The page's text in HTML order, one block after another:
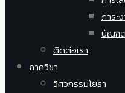
ภาระ
บัณฑิ
ติดต่อเรา
ภาควิชา
วิศวกรรมโยธา